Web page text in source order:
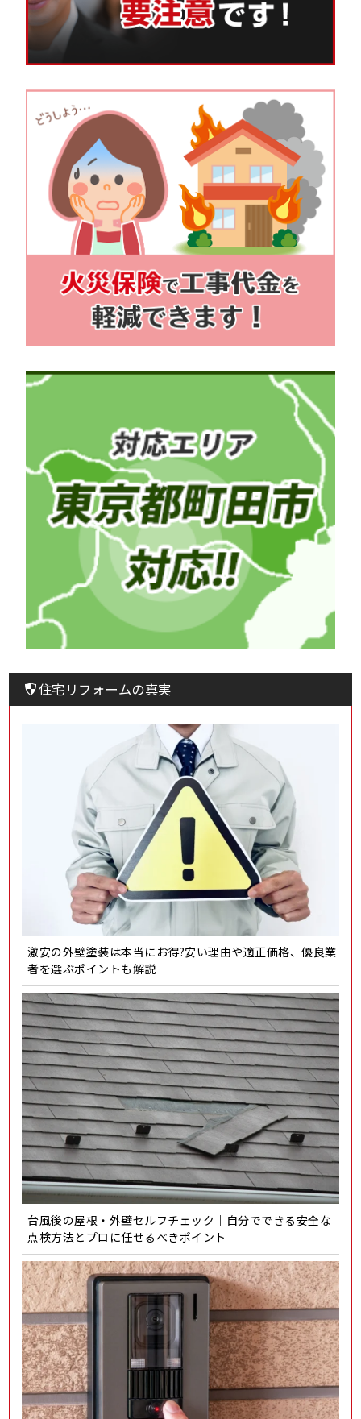
住宅リフォームの真実
激安の外壁塗装は本当にお得?安い理由や適正価格、優良業
者を選ぶポイントも解説
台風後の屋根・外壁セルフチェック｜自分でできる安全な
点検方法とプロに任せるべきポイント